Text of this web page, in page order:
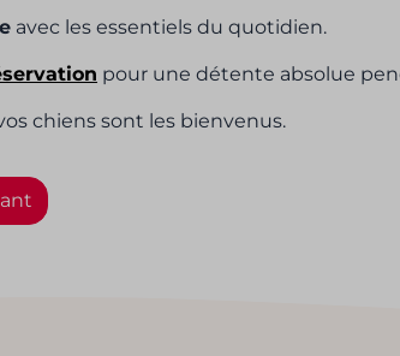
avec les essentiels du quotidien.
pour une détente absolue
chiens sont les bienvenus.